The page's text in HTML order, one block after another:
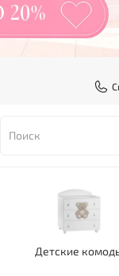
Детские